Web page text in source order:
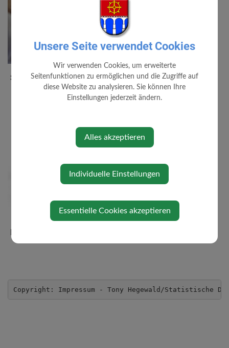
Statistische Daten
Impressum
Copyright: Impressum - Tony Hegewald/Statistische
Unsere Seite verwendet Cookies
Wir verwenden Cookies, um erweiterte
Seitenfunktionen zu ermöglichen und die Zugriffe auf
diese Website zu analysieren. Sie können Ihre
Einstellungen jederzeit ändern.
Alles akzeptieren
Individuelle Einstellungen
Essentielle Cookies akzeptieren